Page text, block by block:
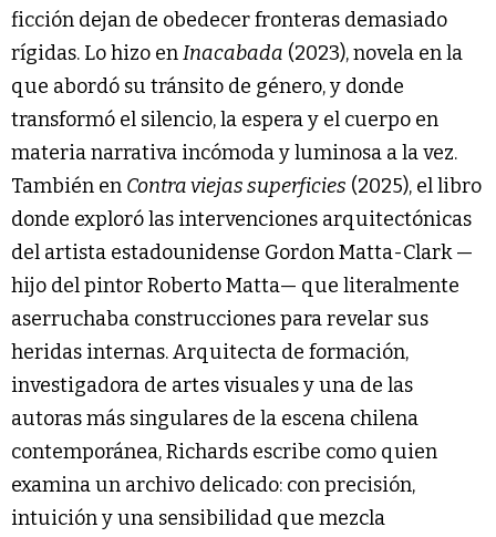
ficción dejan de obedecer fronteras demasiado
rígidas. Lo hizo enInacabada (2023), novela en la
que abordó su tránsito de género, y donde
transformó el silencio, la espera y el cuerpo en
materia narrativa incómoda y luminosa a la vez.
También en Contra viejas superficies (2025), el libro
donde exploró las intervenciones arquitectónicas
del artista estadounidense Gordon Matta-Clark —
hijo del pintor Roberto Matta— que literalmente
aserruchaba construcciones para revelar sus
heridas internas. Arquitecta de formación,
investigadora de artes visuales y una de las
autoras más singulares de la escena chilena
contemporánea, Richards escribe como quien
examina un archivo delicado: con precisión,
intuición y una sensibilidad que mezcla